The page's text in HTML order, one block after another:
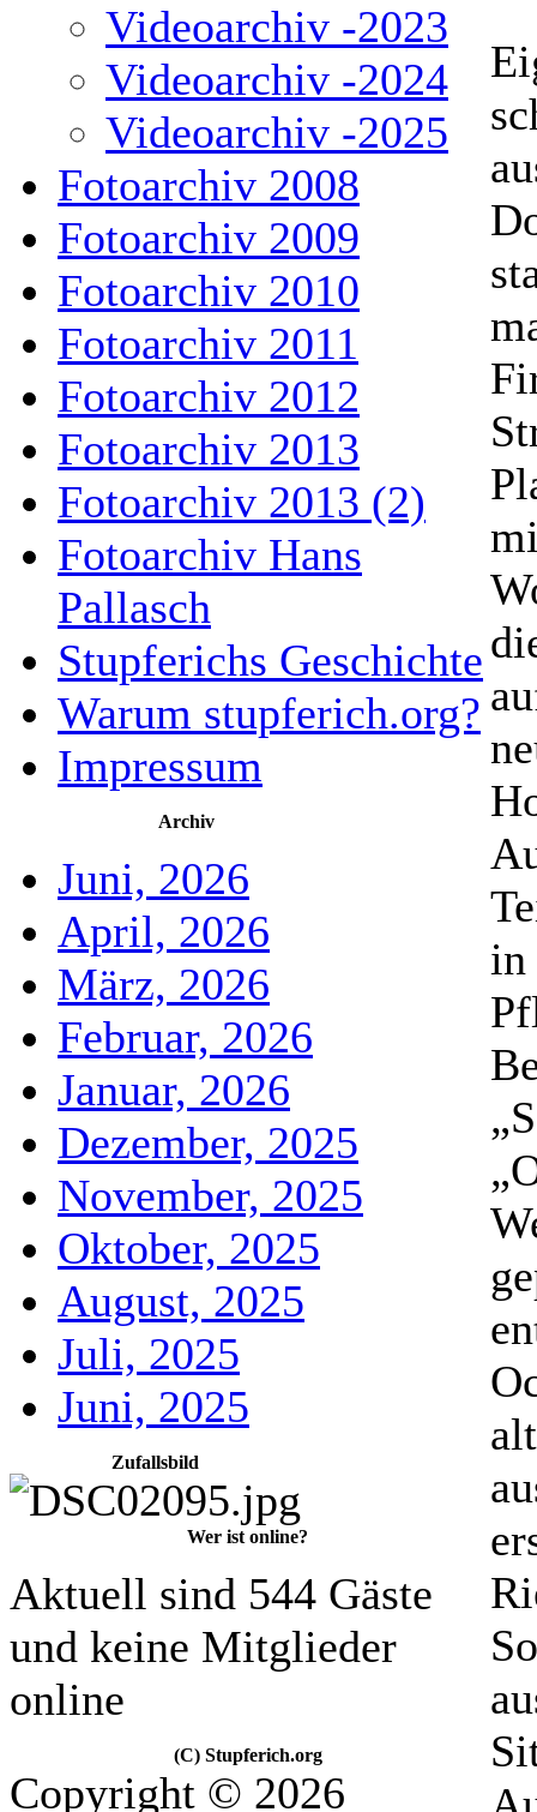
Videoarchiv -2023
Videoarchiv -2024
Videoarchiv -2025
Fotoarchiv 2008
Fotoarchiv 2009
Fotoarchiv 2010
Fotoarchiv 2011
Fotoarchiv 2012
Fotoarchiv 2013
Fotoarchiv 2013 (2)
Fotoarchiv Hans
Pallasch
Stupferichs Geschichte
Warum stupferich.org?
Impressum
Archiv
Juni, 2026
April, 2026
März, 2026
Februar, 2026
Januar, 2026
Dezember, 2025
November, 2025
Oktober, 2025
August, 2025
Juli, 2025
Juni, 2025
Zufallsbild
Wer ist online?
Aktuell sind 544 Gäste
und keine Mitglieder
online
(C) Stupferich.org
Copyright © 2026
in